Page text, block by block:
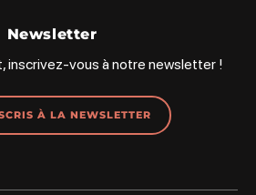
Newsletter
inscrivez-vous à notre newsletter !
À LA NEWSLETTER